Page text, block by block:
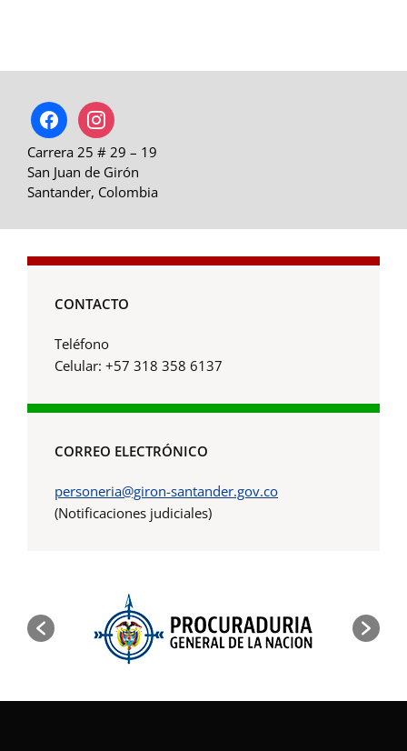
facebookinstagram
Carrera 25 # 29 – 19
San Juan de Girón
Santander, Colombia
CONTACTO
Teléfono
Celular: +57 318 358 6137
CORREO ELECTRÓNICO
personeria@giron-santander.gov.co
(Notificaciones judiciales)